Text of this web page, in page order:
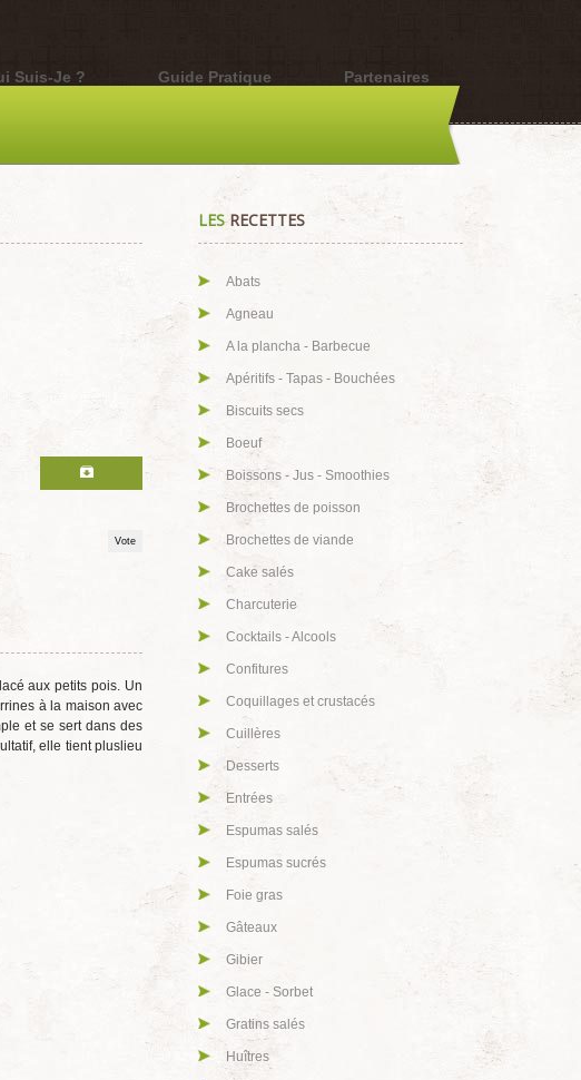
Suis-Je ? Guide Pratique Partenaires
aux petits pois. Un
à la maison avec
et se sert dans des
elle tient pluslieu
LESRECETTES
Abats
Agneau
A la plancha - Barbecue
Apéritifs - Tapas - Bouchées
Biscuits secs
Boeuf
Boissons - Jus - Smoothies
Brochettes de poisson
Brochettes de viande
Cake salés
Charcuterie
Cocktails - Alcools
Confitures
Coquillages et crustacés
Cuillères
Desserts
Entrées
Espumas salés
Espumas sucrés
Foie gras
Gâteaux
Gibier
Glace - Sorbet
Gratins salés
Huîtres